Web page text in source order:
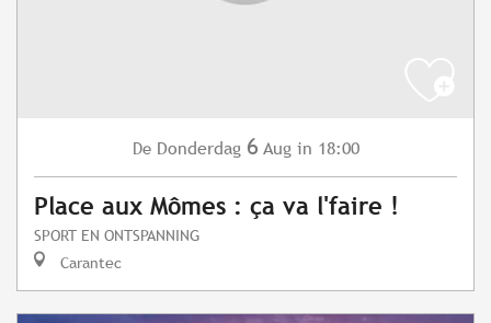
De Donderdag 6 Aug in 18:00
Place aux Mômes : ça va l'faire !
SPORT EN ONTSPANNING
Carantec